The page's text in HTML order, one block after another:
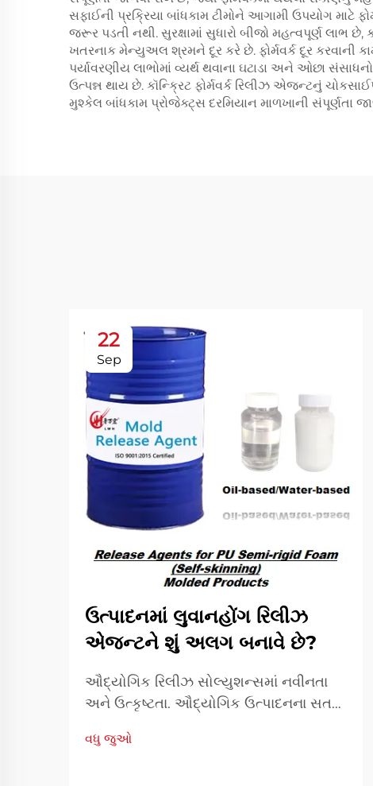
સફાઈની પ્રક્રિયા બાંધકામ ટીમોને આગામી ઉપયોગ માટે
જરૂર પડતી નથી. સુરક્ષામાં સુધારો બીજો મહત્વપૂર્ણ લાભ
ખતરનાક મેન્યુઅલ શ્રમને દૂર કરે છે. ફોર્મવર્ક દૂર કરવાની
પર્યાવરણીય લાભોમાં વ્યર્થ થવાના ઘટાડા અને ઓછા
ઉત્પન્ન થાય છે. કૉન્ક્રિટ ફોર્મવર્ક રિલીઝ એજન્ટનું
મુશ્કેલ બાંધકામ પ્રોજેક્ટ્સ દરમિયાન માળખાની સંપૂર્ણતા
22
Sep
ઉત્પાદનમાં લુવાનહોંગ રિલીઝ
એજન્ટને શું અલગ બનાવે છે?
ઔદ્યોગિક રિલીઝ સોલ્યુશન્સમાં નવીનતા
અને ઉત્કૃષ્ટતા. ઔદ્યોગિક ઉત્પાદનના સતત
પસંદગી ઉત્પાદન કાર્યક્ષમતા અને ઉત્પાદન
વધુ જુઓ